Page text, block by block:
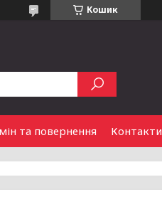
Кошик
та повернення Контакти